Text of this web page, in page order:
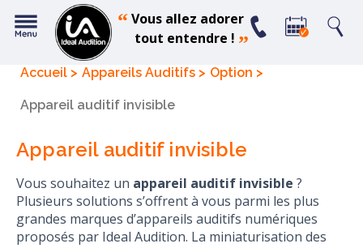
“Vous allez adorer
tout entendre ! ”
Accueil Appareils Auditifs Option
Appareil auditif invisible
Appareil auditif invisible
Vous souhaitez un appareil auditif invisible ?
Plusieurs solutions s’offrent à vous parmi les plus
grandes marques d’appareils auditifs numériques
proposés par Ideal Audition. La miniaturisation des